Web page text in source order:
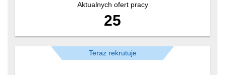
Aktualnych ofert pracy
25
Teraz rekrutuje